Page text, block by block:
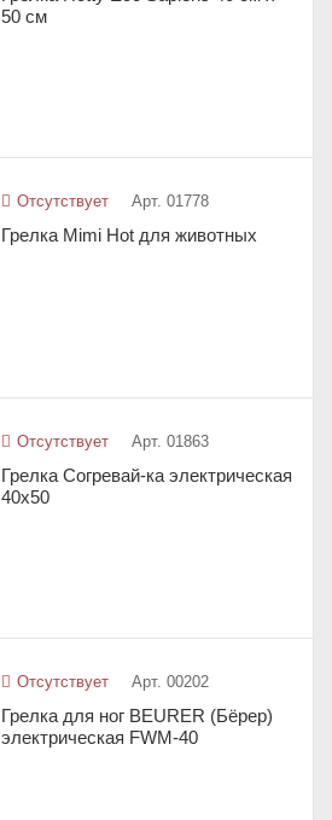
50 см
Отсутствует Арт. 01778
Грелка Mimi Hot для животных
Отсутствует Арт. 01863
Грелка Согревай-ка электрическая
40х50
Отсутствует Арт. 00202
Грелка для ног BEURER (Бёрер)
электрическая FWM-40